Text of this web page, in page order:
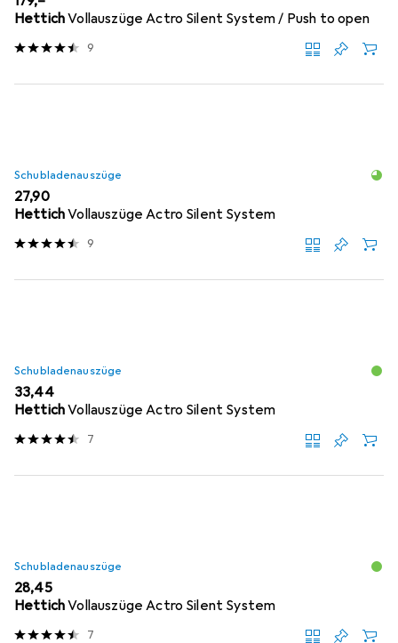
HettichVollauszüge Actro Silent System / Push to open
9
Schubladenauszüge
EUR
27,90
HettichVollauszüge Actro Silent System
9
Schubladenauszüge
EUR
33,44
HettichVollauszüge Actro Silent System
7
Schubladenauszüge
EUR
28,45
HettichVollauszüge Actro Silent System
7